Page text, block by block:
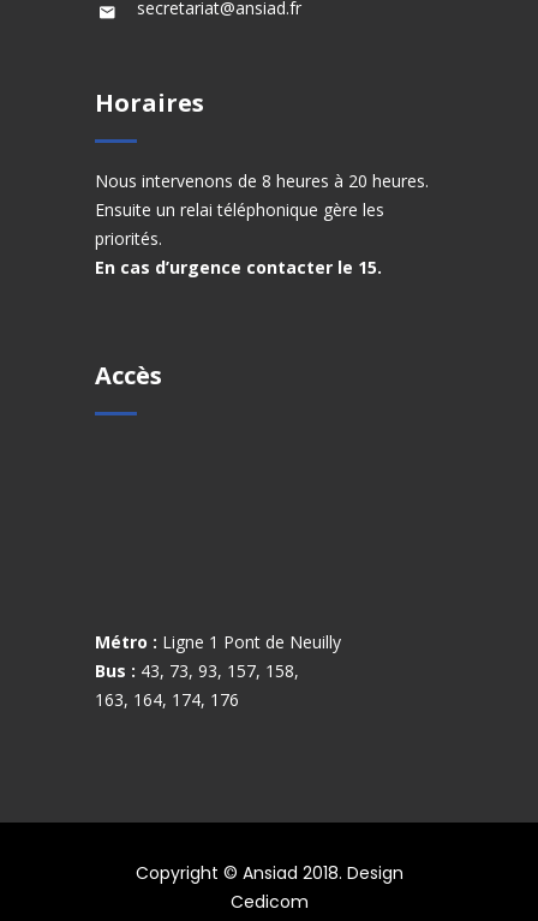
secretariat@ansiad.fr
Horaires
Nous intervenons de 8 heures à 20 heures.
Ensuite un relai téléphonique gère les
priorités.
En cas d’urgence contacter le 15.
Accès
Métro : Ligne 1 Pont de Neuilly
Bus : 43, 73, 93, 157, 158,
163, 164, 174, 176
Copyright © Ansiad 2018. Design
Cedicom